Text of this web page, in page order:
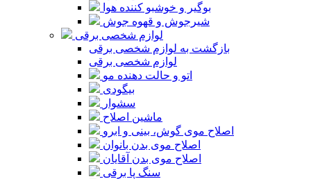
بوگیر و خوشبو کننده هوا
شیرجوش و قهوه جوش
لوازم شخصی برقی
بازگشت به لوازم شخصی برقی
لوازم شخصی برقی
اتو و حالت دهنده مو
بیگودی
سشوار
ماشین اصلاح
اصلاح موی گوش، بینی و ابرو
اصلاح موی بدن بانوان
اصلاح موی بدن آقایان
سنگ پا برقی